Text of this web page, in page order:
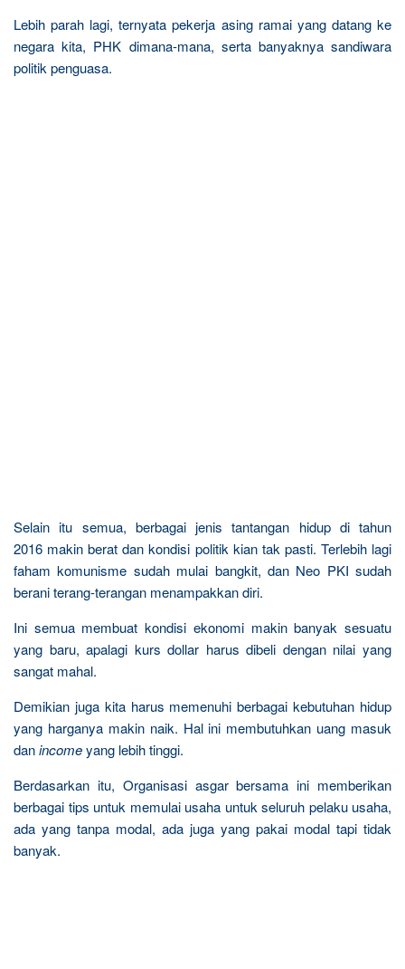
Lebih parah lagi, ternyata pekerja asing ramai yang datang ke
negara kita, PHK dimana-mana, serta banyaknya sandiwara
politik penguasa.
Selain itu semua, berbagai jenis tantangan hidup di tahun
2016 makin berat dan kondisi politik kian tak pasti. Terlebih lagi
faham komunisme sudah mulai bangkit, dan Neo PKI sudah
berani terang-terangan menampakkan diri.
Ini semua membuat kondisi ekonomi makin banyak sesuatu
yang baru, apalagi kurs dollar harus dibeli dengan nilai yang
sangat mahal.
Demikian juga kita harus memenuhi berbagai kebutuhan hidup
yang harganya makin naik. Hal ini membutuhkan uang masuk
danincomeyang lebih tinggi.
Berdasarkan itu, Organisasi asgar bersama ini memberikan
berbagai tips untuk memulai usaha untuk seluruh pelaku usaha,
ada yang tanpa modal, ada juga yang pakai modal tapi tidak
banyak.